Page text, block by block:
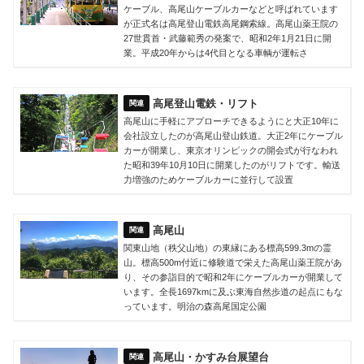
ケーブル、高尾山ケーブルカーなどと呼ばれています
が正式名は高尾登山電鉄高尾鋼索線。高尾山薬王院の
27世貫首・武藤範秀の発案で、昭和2年1月21日に開
業。平成20年からは4代目となる車輌が運転さ
高尾登山電鉄・リフト
高尾山に手軽にアプローチできるようにと大正10年に
会社設立したのが高尾山登山鉄道。大正2年にケーブル
カーが開業し、東京オリンピックの開会式が行なわれ
た昭和39年10月10日に開業したのがリフトです。輸送
力増強のためケーブルカーに並行して設置
高尾山
関東山地（秩父山地）の東縁にある標高599.3mの霊
山。標高500m付近に修験道で栄えた高尾山薬王院があ
り、その参詣目的で昭和2年にケーブルカーが開業して
います。全長1697kmに及ぶ東海自然歩道の起点にもな
っています。明治の森高尾国定公園
高尾山・かすみ台展望台